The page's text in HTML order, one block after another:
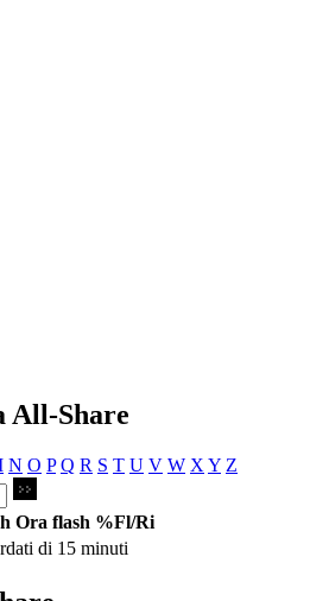
All-Share
N O P Q R S T U V W X Y Z
Ora flash %Fl/Ri
di 15 minuti